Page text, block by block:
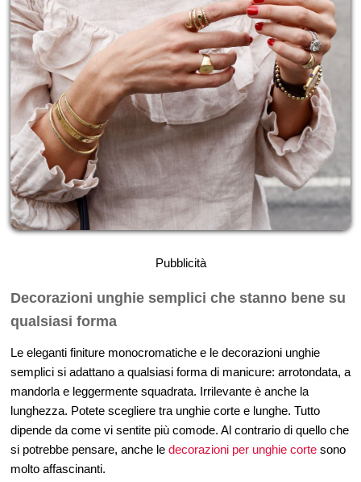
Pubblicità
Decorazioni unghie semplici che stanno bene su
qualsiasi forma
Le eleganti finiture monocromatiche e le decorazioni unghie
semplici si adattano a qualsiasi forma di manicure: arrotondata, a
mandorla e leggermente squadrata. Irrilevante è anche la
lunghezza. Potete scegliere tra unghie corte e lunghe. Tutto
dipende da come vi sentite più comode. Al contrario di quello che
si potrebbe pensare, anche le decorazioni per unghie corte sono
molto affascinanti.